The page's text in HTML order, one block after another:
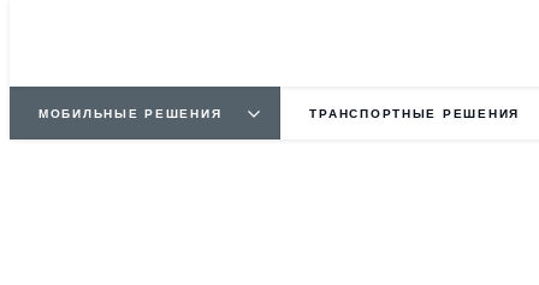
МОБИЛЬНЫЕ РЕШЕНИЯ ТРАНСПОРТНЫЕ РЕШЕНИЯ